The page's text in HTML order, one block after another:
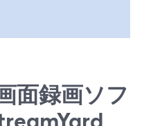
面録画ソフ